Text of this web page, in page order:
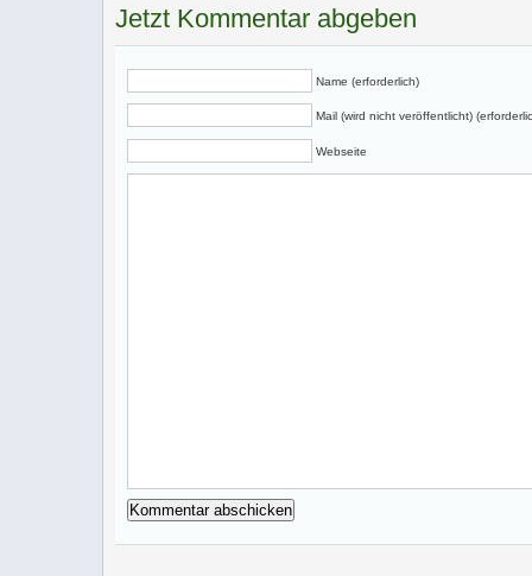
Jetzt Kommentar abgeben
Name (erforderlich)
Mail (wird nicht veröffentlicht)
Webseite